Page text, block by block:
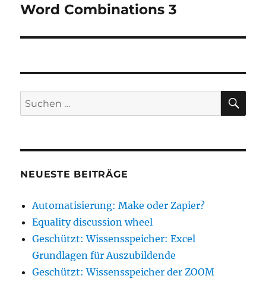
Nächster
Word Combinations 3
Suche
nach:
NEUESTE BEITRÄGE
Automatisierung: Make oder Zapier?
Equality discussion wheel
Geschützt: Wissensspeicher: Excel
Grundlagen für Auszubildende
Geschützt: Wissensspeicher der ZOOM